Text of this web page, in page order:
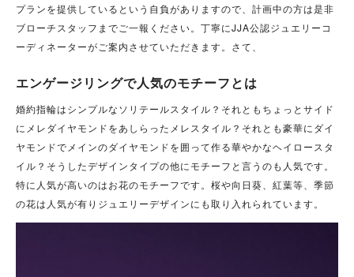
プランを提供しているという自負がありますので、計画中の方は是非
ブローチスタッフまでご一報ください。丁寧にJJA公認ジュエリーコ
ーディネーターがご案内させていただきます。さて、
エンゲージリングで人気のモチーフとは
婚約指輪はシンプルなソリテールスタイル？それともちょっとサイド
にメレダイヤモンドをあしらったメレスタイル？それとも豪華にダイ
ヤモンドでメインのダイヤモンドを囲って作る華やかなヘイロースタ
イル？そうしたデザインタイプの他にモチーフと言うのも人気です。
特に人気が高いのはお花のモチーフです。桜や向日葵、紅葉等、季節
の花は人気が有りジュエリーデザインにも取り入れられています。